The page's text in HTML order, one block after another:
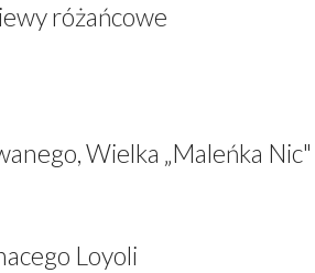
różańcowe
Wielka „Maleńka Nic"
Loyoli